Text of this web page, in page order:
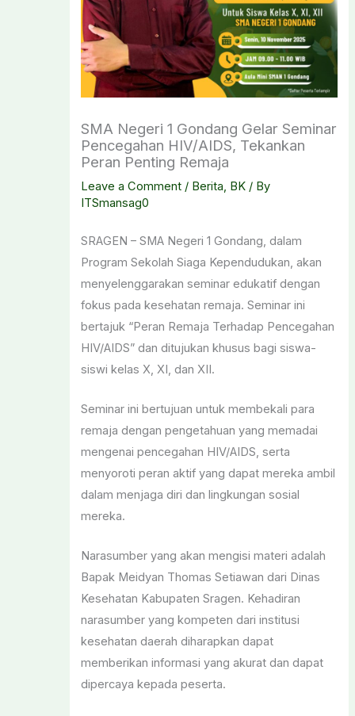
SMA Negeri 1 Gondang Gelar Seminar
Pencegahan HIV/AIDS, Tekankan
Peran Penting Remaja
Leave a Comment / Berita, BK / By
ITSmansag0
​SRAGEN – SMA Negeri 1 Gondang, dalam
Program Sekolah Siaga Kependudukan, akan
menyelenggarakan seminar edukatif dengan
fokus pada kesehatan remaja. Seminar ini
bertajuk “Peran Remaja Terhadap Pencegahan
HIV/AIDS” dan ditujukan khusus bagi siswa-
siswi kelas X, XI, dan XII.
Seminar ini bertujuan untuk membekali para
remaja dengan pengetahuan yang memadai
mengenai pencegahan HIV/AIDS, serta
menyoroti peran aktif yang dapat mereka ambil
dalam menjaga diri dan lingkungan sosial
mereka.
​Narasumber yang akan mengisi materi adalah
Bapak Meidyan Thomas Setiawan dari Dinas
Kesehatan Kabupaten Sragen. Kehadiran
narasumber yang kompeten dari institusi
kesehatan daerah diharapkan dapat
memberikan informasi yang akurat dan dapat
dipercaya kepada peserta.